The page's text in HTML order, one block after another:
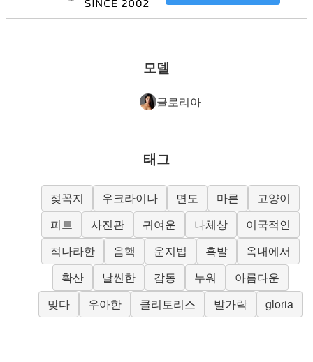
모델
글로리아
태그
젖꼭지 우크라이나 면도 마른
고양이
피트
사진관 귀여운 나체상
이국적인
적나라한
음핵 운지법 흑발
옥내에서
확산
날씬한 감동 누워
아름다운
맞다
우아한 클리토리스 발가락 gloria